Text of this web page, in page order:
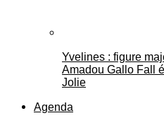
Yvelines : figure
Amadou Gallo Fall
Jolie
Agenda